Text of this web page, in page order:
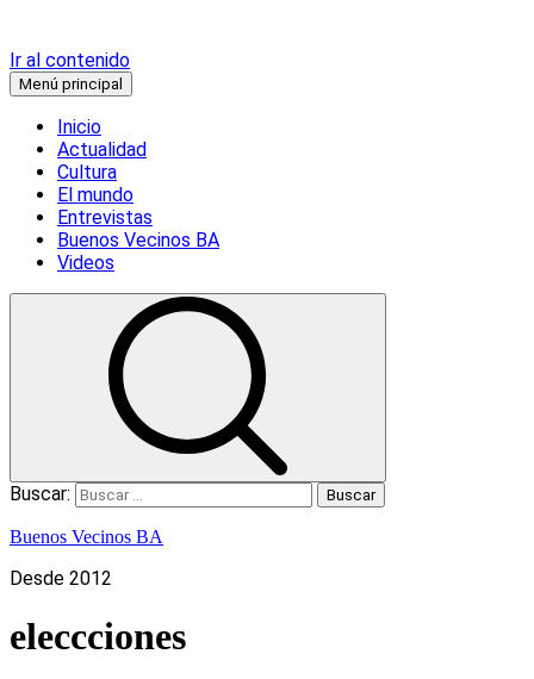
Ir al contenido
Menú principal
Inicio
Actualidad
Cultura
El mundo
Entrevistas
Buenos Vecinos BA
Videos
Buscar:
Buenos Vecinos BA
Desde 2012
eleccciones